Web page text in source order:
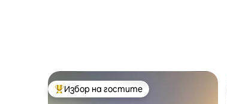
Най-популярен избор на гостите
Избор на гостите